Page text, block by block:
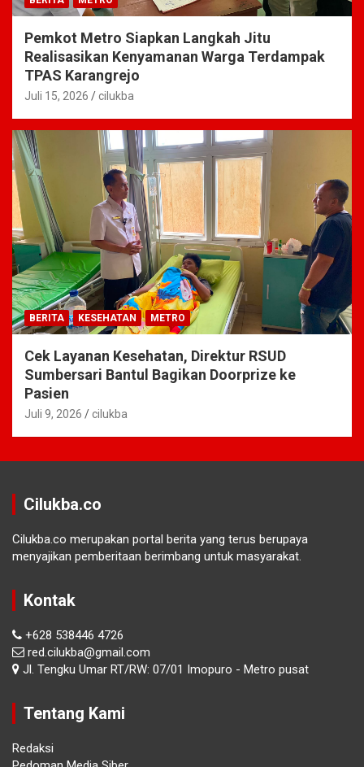
Pemkot Metro Siapkan Langkah Jitu
Realisasikan Kenyamanan Warga Terdampak
TPAS Karangrejo
Juli 15, 2026 cilukba
BERITA KESEHATAN METRO
Cek Layanan Kesehatan, Direktur RSUD
Sumbersari Bantul Bagikan Doorprize ke
Pasien
Juli 9, 2026 cilukba
Cilukba.co
Cilukba.co merupakan portal berita yang terus berupaya
menyajikan pemberitaan berimbang untuk masyarakat.
Kontak
+628 538446 4726
red.cilukba@gmail.com
Jl. Tengku Umar RT/RW: 07/01 Imopuro - Metro pusat
Tentang Kami
Redaksi